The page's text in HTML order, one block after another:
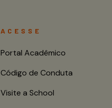
ACESSE
Portal Acadêmico
Código de Conduta
Visite a School